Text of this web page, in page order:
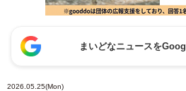
まいどなニュースを
2026.05.25(Mon)